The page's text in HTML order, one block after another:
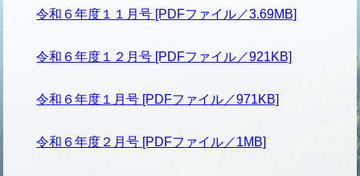
令和６年度１１月号 [PDFファイル／3.69MB]
令和６年度１２月号 [PDFファイル／921KB]
令和６年度１月号 [PDFファイル／971KB]
令和６年度２月号 [PDFファイル／1MB]